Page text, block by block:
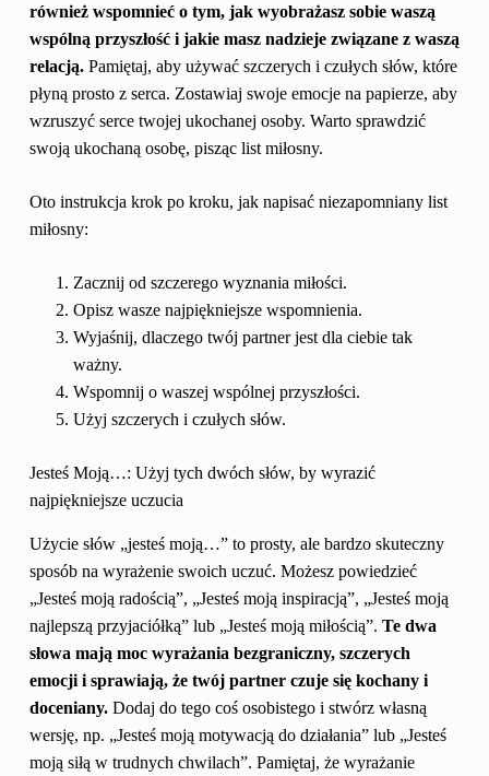
również wspomnieć o tym, jak wyobrażasz sobie waszą
wspólną przyszłość i jakie masz nadzieje związane z waszą
relacją.Pamiętaj, aby używać szczerych i czułych słów, które
płyną prosto z serca. Zostawiaj swoje emocje na papierze, aby
wzruszyć serce twojej ukochanej osoby. Warto sprawdzić
swoją ukochaną osobę, pisząc list miłosny.
Oto instrukcja krok po kroku, jak napisać niezapomniany list
miłosny:
Zacznij od szczerego wyznania miłości.
Opisz wasze najpiękniejsze wspomnienia.
Wyjaśnij, dlaczego twój partner jest dla ciebie tak
ważny.
Wspomnij o waszej wspólnej przyszłości.
Użyj szczerych i czułych słów.
Jesteś Moją…: Użyj tych dwóch słów, by wyrazić
najpiękniejsze uczucia
Użycie słów „jesteś moją…” to prosty, ale bardzo skuteczny
sposób na wyrażenie swoich uczuć. Możesz powiedzieć
„Jesteś moją radością”, „Jesteś moją inspiracją”, „Jesteś moją
najlepszą przyjaciółką” lub „Jesteś moją miłością”. Te dwa
słowa mają moc wyrażania bezgraniczny, szczerych
emocji i sprawiają, że twój partner czuje się kochany i
doceniany.Dodaj do tego coś osobistego i stwórz własną
wersję, np. „Jesteś moją motywacją do działania” lub „Jesteś
moją siłą w trudnych chwilach”. Pamiętaj, że wyrażanie